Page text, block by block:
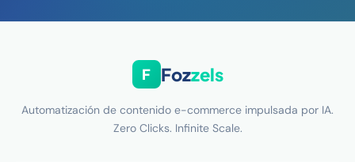
F Fozzels
Automatización de contenido e-commerce impulsada por IA.
Zero Clicks. Infinite Scale.